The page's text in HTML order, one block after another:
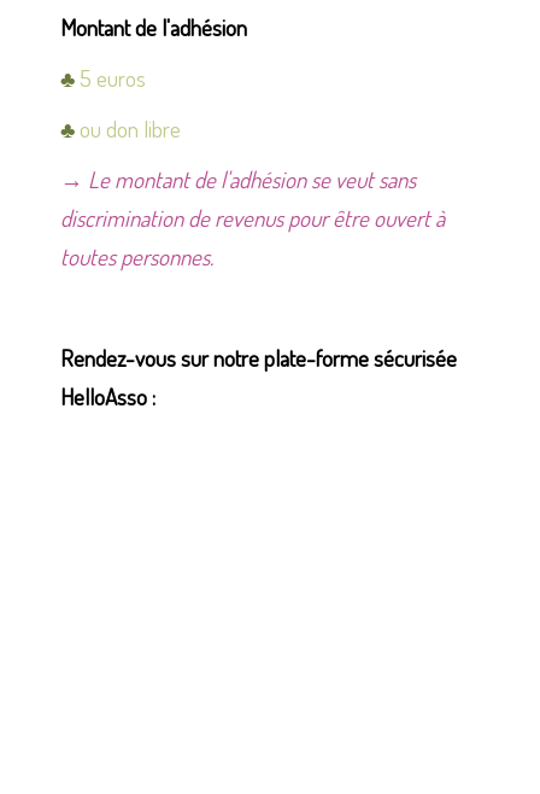
Montant de l'adhésion
♣ 5 euros
♣ou don libre
→ Le montant de l'adhésion se veut sans
discrimination de revenus pour être ouvert à
toutes personnes.
Rendez-vous sur notre plate-forme sécurisée
HelloAsso :